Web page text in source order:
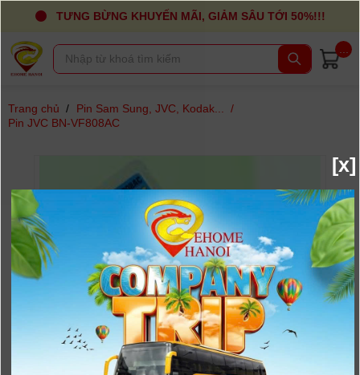
TƯNG BỪNG KHUYẾN MÃI, GIẢM SÂU TỚI 50%!!!
Trang chủ / Pin Sam Sung, JVC, Kodak...
/
Pin JVC BN-VF808AC
[x]